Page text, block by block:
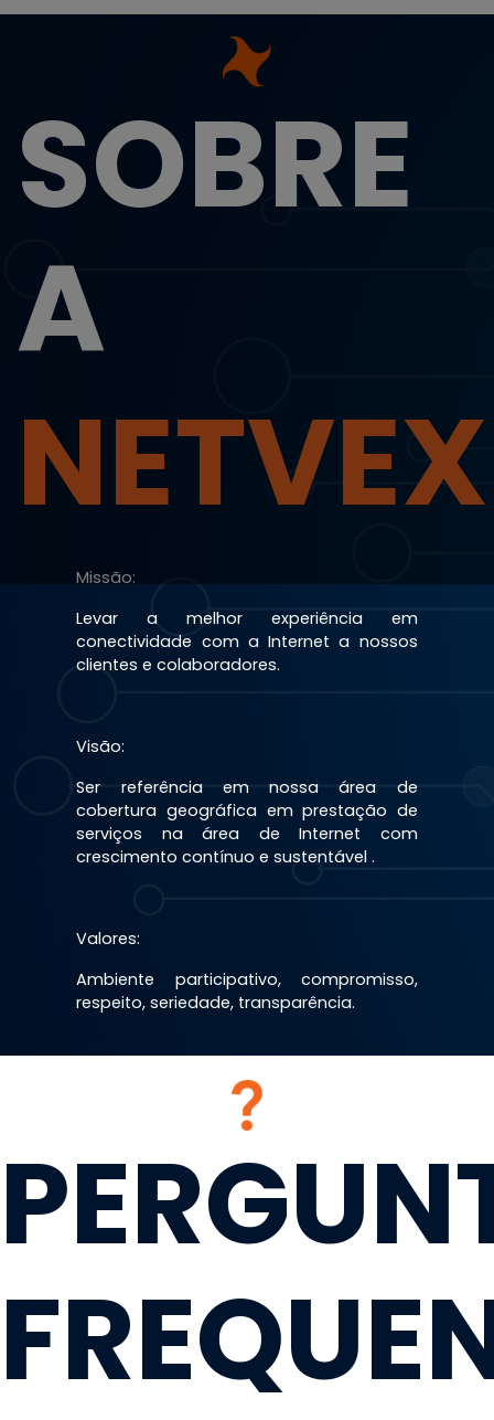
SOBRE
A
NETVEX
Missão:
Levar a melhor experiência em
conectividade com a Internet a nossos
clientes e colaboradores.
Visão:
Ser referência em nossa área de
cobertura geográfica em prestação de
serviços na área de Internet com
crescimento contínuo e sustentável .
Valores:
Ambiente participativo, compromisso,
respeito, seriedade, transparência.